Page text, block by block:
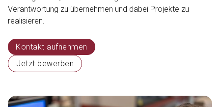
Verantwortung zu übernehmen und dabei Projekte zu
realisieren.
Kontakt aufnehmen
Jetzt bewerben